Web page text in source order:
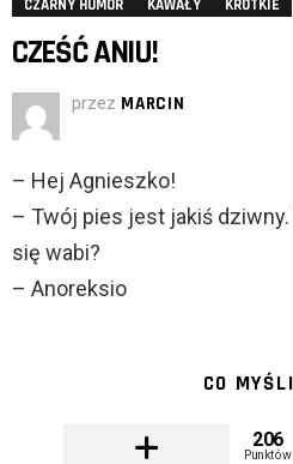
CZARNY HUMOR KAWAŁY KRÓTKIE
CZEŚĆ ANIU!
przez MARCIN
– Hej Agnieszko!
– Twój pies jest jakiś
się wabi?
– Anoreksio
CO
206
Punktów